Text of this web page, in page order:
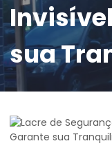
sua